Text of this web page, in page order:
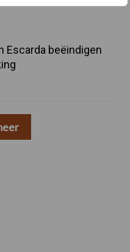
Escarda beëindigen